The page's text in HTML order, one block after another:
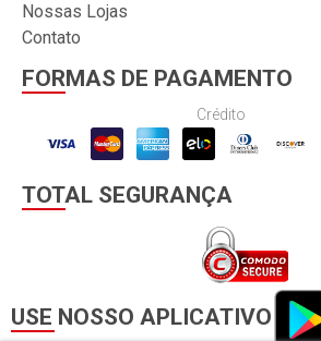
Nossas Lojas
Contato
FORMAS DE PAGAMENTO
Crédito
TOTAL SEGURANÇA
USE NOSSO APLICATIVO